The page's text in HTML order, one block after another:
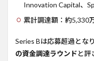
Innovation Capital、
累計調達額：約5,330
Series Bは応募超過となり
の資金調達ラウンドと評